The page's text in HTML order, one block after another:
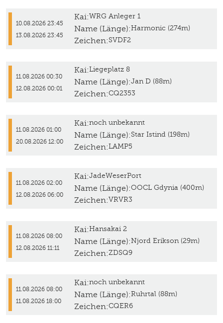
10.08.2026 23:45
13.08.2026 23:45
Kai:WRG Anleger 1
Name (Länge):Harmonic (274m)
Zeichen:SVDF2
11.08.2026 00:30
12.08.2026 00:01
Kai:Liegeplatz 8
Name (Länge):Jan D (88m)
Zeichen:CQ2353
11.08.2026 01:00
20.08.2026 12:00
Kai:noch unbekannt
Name (Länge):Star Istind (198m)
Zeichen:LAMP5
11.08.2026 02:00
12.08.2026 06:00
Kai:JadeWeserPort
Name (Länge):OOCL Gdynia (400m)
Zeichen:VRVR3
11.08.2026 08:00
12.08.2026 11:11
Kai:Hansakai 2
Name (Länge):Njord Erikson (29m)
Zeichen:ZDSQ9
11.08.2026 08:00
11.08.2026 18:00
Kai:noch unbekannt
Name (Länge):Ruhrtal (88m)
Zeichen:CQER6